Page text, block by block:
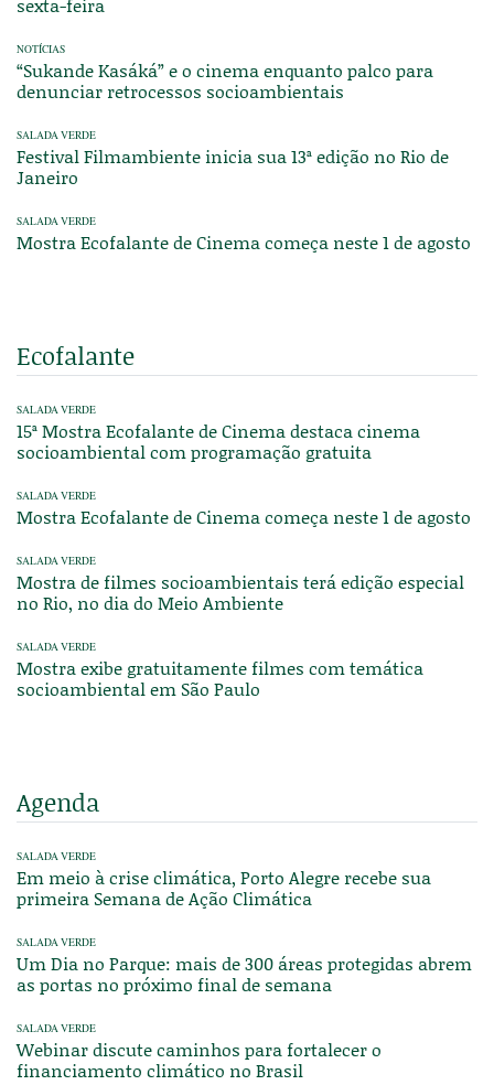
sexta-feira
NOTÍCIAS
“Sukande Kasáká” e o cinema enquanto palco para
denunciar retrocessos socioambientais
SALADA VERDE
Festival Filmambiente inicia sua 13ª edição no Rio de
Janeiro
SALADA VERDE
Mostra Ecofalante de Cinema começa neste 1 de agosto
Ecofalante
SALADA VERDE
15ª Mostra Ecofalante de Cinema destaca cinema
socioambiental com programação gratuita
SALADA VERDE
Mostra Ecofalante de Cinema começa neste 1 de agosto
SALADA VERDE
Mostra de filmes socioambientais terá edição especial
no Rio, no dia do Meio Ambiente
SALADA VERDE
Mostra exibe gratuitamente filmes com temática
socioambiental em São Paulo
Agenda
SALADA VERDE
Em meio à crise climática, Porto Alegre recebe sua
primeira Semana de Ação Climática
SALADA VERDE
Um Dia no Parque: mais de 300 áreas protegidas abrem
as portas no próximo final de semana
SALADA VERDE
Webinar discute caminhos para fortalecer o
financiamento climático no Brasil